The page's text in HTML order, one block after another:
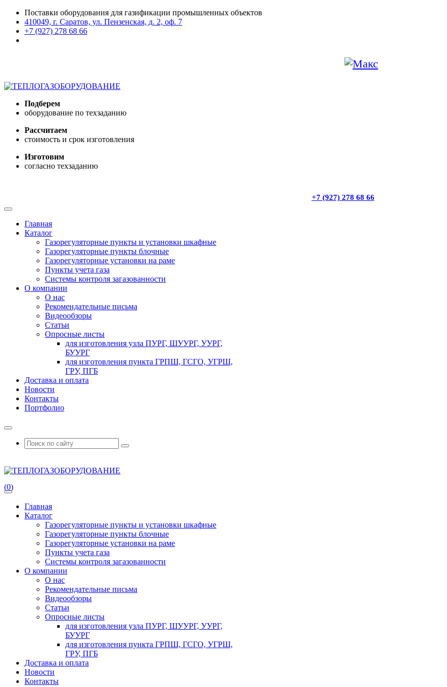
Поставки оборудования для газификации промышленных объектов
410049, г. Саратов, ул. Пензенская, д. 2, оф. 7
+7 (927) 278 68 66
Подберем
оборудование по техзаданию
Рассчитаем
стоимость и срок изготовления
Изготовим
согласно техзаданию
+7 (927) 278 68 66
Главная
Каталог
Газорегуляторные пункты и установки шкафные
Газорегуляторные пункты блочные
Газорегуляторные установки на раме
Пункты учета газа
Системы контроля загазованности
О компании
О нас
Рекомендательные письма
Видеообзоры
Статьи
Опросные листы
для изготовления узла ПУРГ, ШУУРГ, УУРГ,
БУУРГ
для изготовления пункта ГРПШ, ГСГО, УГРШ,
ГРУ, ПГБ
Доставка и оплата
Новости
Контакты
Портфолио
(0)
Главная
Каталог
Газорегуляторные пункты и установки шкафные
Газорегуляторные пункты блочные
Газорегуляторные установки на раме
Пункты учета газа
Системы контроля загазованности
О компании
О нас
Рекомендательные письма
Видеообзоры
Статьи
Опросные листы
для изготовления узла ПУРГ, ШУУРГ, УУРГ,
БУУРГ
для изготовления пункта ГРПШ, ГСГО, УГРШ,
ГРУ, ПГБ
Доставка и оплата
Новости
Контакты